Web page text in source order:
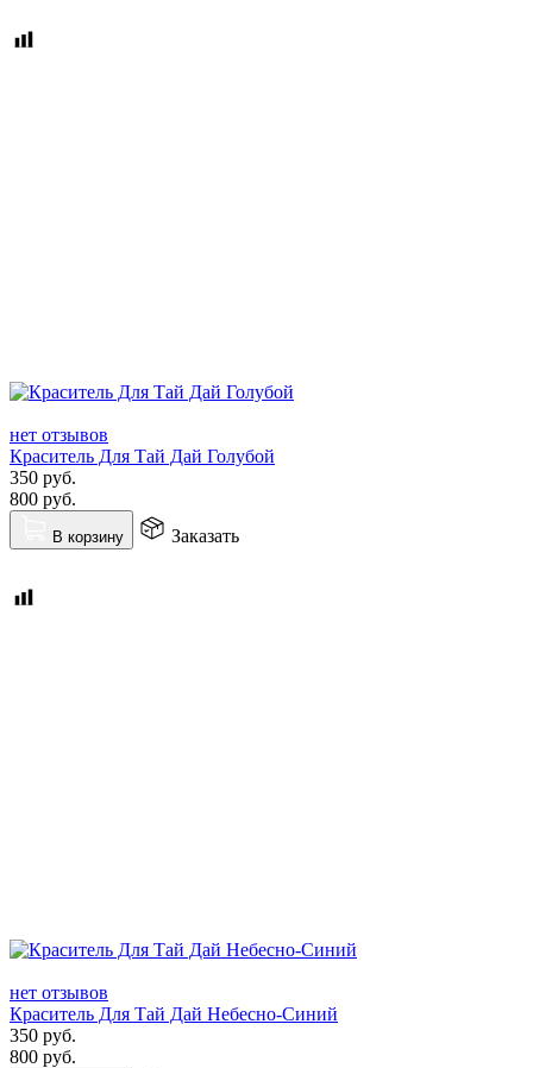
нет отзывов
Краситель Для Тай Дай Голубой
350 руб.
800 руб.
В корзину Заказать
нет отзывов
Краситель Для Тай Дай Небесно-Синий
350 руб.
800 руб.